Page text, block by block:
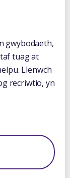
gwybodaeth,
tuag at
Llenwch
recriwtio, yn